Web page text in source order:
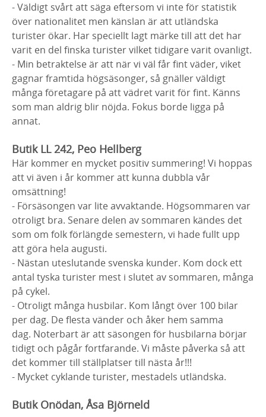
- Väldigt svårt att säga eftersom vi inte för statistik
över nationalitet men känslan är att utländska
turister ökar. Har speciellt lagt märke till att det har
varit en del finska turister vilket tidigare varit ovanligt.
- Min betraktelse är att när vi väl får fint väder, viket
gagnar framtida högsäsonger, så gnäller väldigt
många företagare på att vädret varit för fint. Känns
som man aldrig blir nöjda. Fokus borde ligga på
annat.
Butik LL 242, Peo Hellberg
Här kommer en mycket positiv summering! Vi hoppas
att vi även i år kommer att kunna dubbla vår
omsättning!
- Försäsongen var lite avvaktande. Högsommaren var
otroligt bra. Senare delen av sommaren kändes det
som om folk förlängde semestern, vi hade fullt upp
att göra hela augusti.
- Nästan uteslutande svenska kunder. Kom dock ett
antal tyska turister mest i slutet av sommaren, många
på cykel.
- Otroligt många husbilar. Kom långt över 100 bilar
per dag. De flesta vänder och åker hem samma
dag. Noterbart är att säsongen för husbilarna börjar
tidigt och pågår fortfarande. Vi måste påverka så att
det kommer till ställplatser till nästa år!!!
- Mycket cyklande turister, mestadels utländska.
Butik Onödan, Åsa Björneld